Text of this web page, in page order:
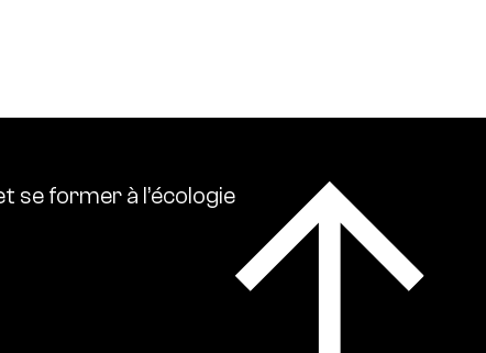
se former à l’écologie